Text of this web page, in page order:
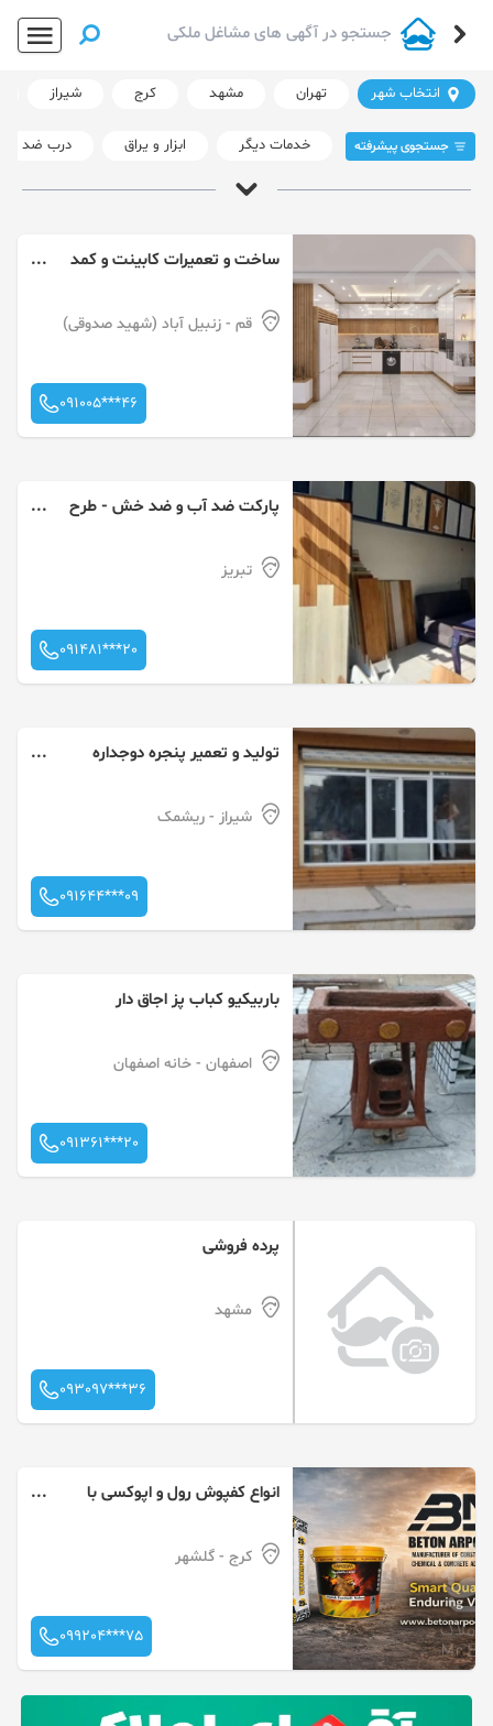
انتخاب شهر تهران مشهد کرج شیراز
جستجوی پیشرفته خدمات دیگر ابزار و یراق درب ضد
مشاغل تزئیناتی در ایران
آقای املاک / مشاغل تزئیناتی
داغ ترین ها لینک دار ها
ساخت و تعمیرات کابینت و کمد
قم - زنبیل آباد (شهید صدوقی)
091005***46
پارکت ضد آب و ضد خش - طرح
تبریز
091481***20
تولید و تعمیر پنجره دوجداره
شیراز - ریشمک
091644***09
باربیکیو کباب پز اجاق دار
اصفهان - خانه اصفهان
091361***20
پرده فروشی
مشهد
093097***36
انواع کفپوش رول و اپوکسی با
کرج - گلشهر
099204***75